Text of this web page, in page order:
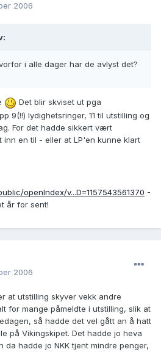
2006
i alle dager har de avlyst det?
Det blir skviset ut pga
9(!!) lydighetsringer, 11 til utstilling og
For det hadde sikkert vært
inn en til - eller at LP'en kunne klart
openIndex/v...D=1157543561370 -
år for sent!
2006
at utstilling skyver vekk andre
for mange påmeldte i utstilling, slik at
så hadde det vel gått an å hatt
på Vikingskipet. Det hadde jo heva
da hadde jo NKK tjent mindre penger,